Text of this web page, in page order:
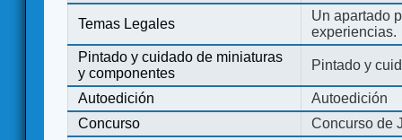
Temas Legales
Un apartado
experiencias.
Pintado y cuidado de miniaturas
y componentes
Pintado y
Autoedición
Autoedición
Concurso
Concurso de